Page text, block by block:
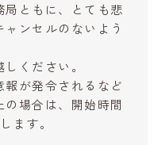
局ともに、とても悲
ンセルのないよう
ください。
が発令されるなど
場合は、開始時間
ます。